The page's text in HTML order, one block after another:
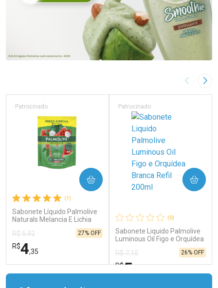
Imagem
(1)
Sabonete Líquido Palmolive
Naturals Melancia E Lichia
Patrocinado
R$ 5,92
R$4,35
27% OFF
COMPRAR
(0)
Sabonete Liquido Palmolive
Luminous Oil Figo e Orquídea
Patrocinado
R$ 7,10
R$5
26% OFF
COMPRAR